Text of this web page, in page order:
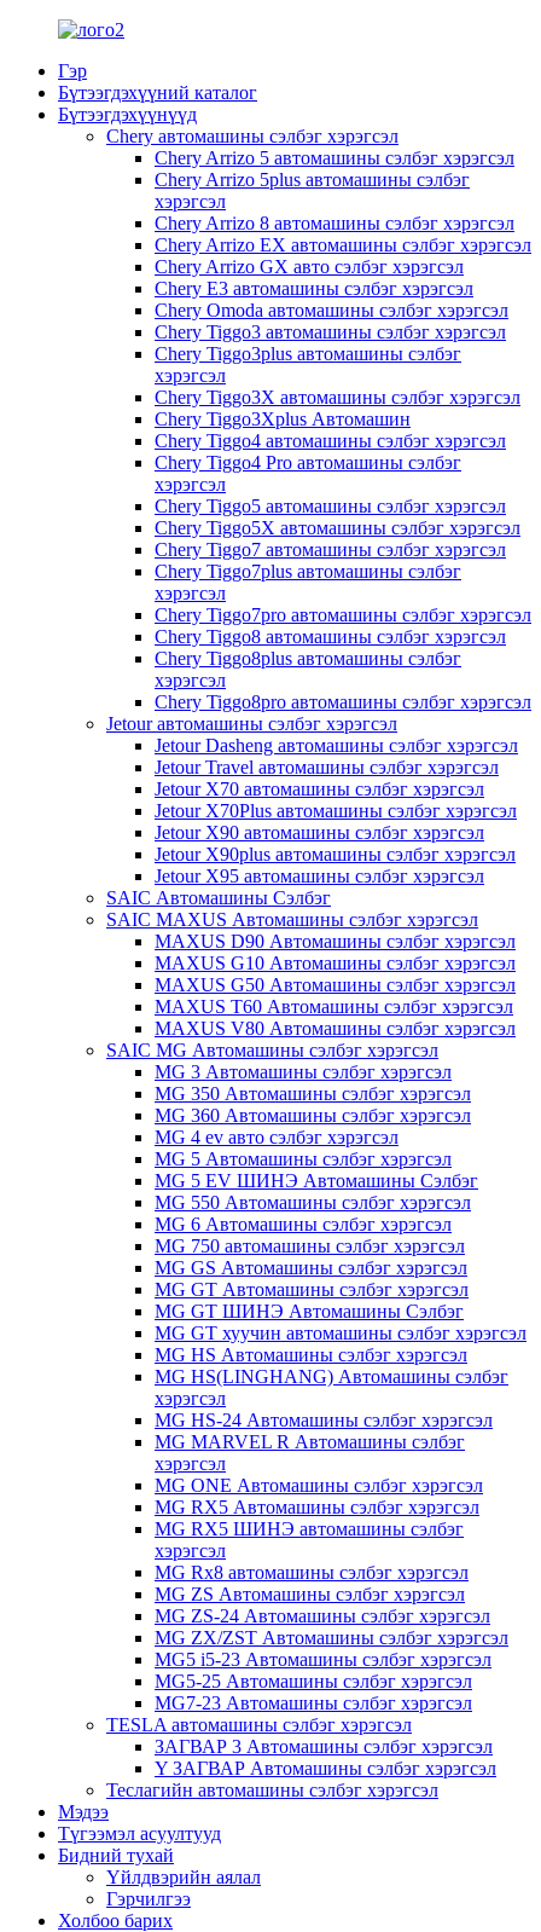
Гэр
Бүтээгдэхүүний каталог
Бүтээгдэхүүнүүд
Chery автомашины сэлбэг хэрэгсэл
Chery Arrizo 5 автомашины сэлбэг хэрэгсэл
Chery Arrizo 5plus автомашины сэлбэг
хэрэгсэл
Chery Arrizo 8 автомашины сэлбэг хэрэгсэл
Chery Arrizo EX автомашины сэлбэг хэрэгсэл
Chery Arrizo GX авто сэлбэг хэрэгсэл
Chery E3 автомашины сэлбэг хэрэгсэл
Chery Omoda автомашины сэлбэг хэрэгсэл
Chery Tiggo3 автомашины сэлбэг хэрэгсэл
Chery Tiggo3plus автомашины сэлбэг
хэрэгсэл
Chery Tiggo3X автомашины сэлбэг хэрэгсэл
Chery Tiggo3Xplus Автомашин
Chery Tiggo4 автомашины сэлбэг хэрэгсэл
Chery Tiggo4 Pro автомашины сэлбэг
хэрэгсэл
Chery Tiggo5 автомашины сэлбэг хэрэгсэл
Chery Tiggo5X автомашины сэлбэг хэрэгсэл
Chery Tiggo7 автомашины сэлбэг хэрэгсэл
Chery Tiggo7plus автомашины сэлбэг
хэрэгсэл
Chery Tiggo7pro автомашины сэлбэг хэрэгсэл
Chery Tiggo8 автомашины сэлбэг хэрэгсэл
Chery Tiggo8plus автомашины сэлбэг
хэрэгсэл
Chery Tiggo8pro автомашины сэлбэг хэрэгсэл
Jetour автомашины сэлбэг хэрэгсэл
Jetour Dasheng автомашины сэлбэг хэрэгсэл
Jetour Travel автомашины сэлбэг хэрэгсэл
Jetour X70 автомашины сэлбэг хэрэгсэл
Jetour X70Plus автомашины сэлбэг хэрэгсэл
Jetour X90 автомашины сэлбэг хэрэгсэл
Jetour X90plus автомашины сэлбэг хэрэгсэл
Jetour X95 автомашины сэлбэг хэрэгсэл
SAIC Автомашины Сэлбэг
SAIC MAXUS Автомашины сэлбэг хэрэгсэл
MAXUS D90 Автомашины сэлбэг хэрэгсэл
MAXUS G10 Автомашины сэлбэг хэрэгсэл
MAXUS G50 Автомашины сэлбэг хэрэгсэл
MAXUS T60 Автомашины сэлбэг хэрэгсэл
MAXUS V80 Автомашины сэлбэг хэрэгсэл
SAIC MG Автомашины сэлбэг хэрэгсэл
MG 3 Автомашины сэлбэг хэрэгсэл
MG 350 Автомашины сэлбэг хэрэгсэл
MG 360 Автомашины сэлбэг хэрэгсэл
MG 4 ev авто сэлбэг хэрэгсэл
MG 5 Автомашины сэлбэг хэрэгсэл
MG 5 EV ШИНЭ Автомашины Сэлбэг
MG 550 Автомашины сэлбэг хэрэгсэл
MG 6 Автомашины сэлбэг хэрэгсэл
MG 750 автомашины сэлбэг хэрэгсэл
MG GS Автомашины сэлбэг хэрэгсэл
MG GT Автомашины сэлбэг хэрэгсэл
MG GT ШИНЭ Автомашины Сэлбэг
MG GT хуучин автомашины сэлбэг хэрэгсэл
MG HS Автомашины сэлбэг хэрэгсэл
MG HS(LINGHANG) Автомашины сэлбэг
хэрэгсэл
MG HS-24 Автомашины сэлбэг хэрэгсэл
MG MARVEL R Автомашины сэлбэг
хэрэгсэл
MG ONE Автомашины сэлбэг хэрэгсэл
MG RX5 Автомашины сэлбэг хэрэгсэл
MG RX5 ШИНЭ автомашины сэлбэг
хэрэгсэл
MG Rx8 автомашины сэлбэг хэрэгсэл
MG ZS Автомашины сэлбэг хэрэгсэл
MG ZS-24 Автомашины сэлбэг хэрэгсэл
MG ZX/ZST Автомашины сэлбэг хэрэгсэл
MG5 i5-23 Автомашины сэлбэг хэрэгсэл
MG5-25 Автомашины сэлбэг хэрэгсэл
MG7-23 Автомашины сэлбэг хэрэгсэл
TESLA автомашины сэлбэг хэрэгсэл
ЗАГВАР 3 Автомашины сэлбэг хэрэгсэл
Y ЗАГВАР Автомашины сэлбэг хэрэгсэл
Теслагийн автомашины сэлбэг хэрэгсэл
Мэдээ
Түгээмэл асуултууд
Бидний тухай
Үйлдвэрийн аялал
Гэрчилгээ
Холбоо барих